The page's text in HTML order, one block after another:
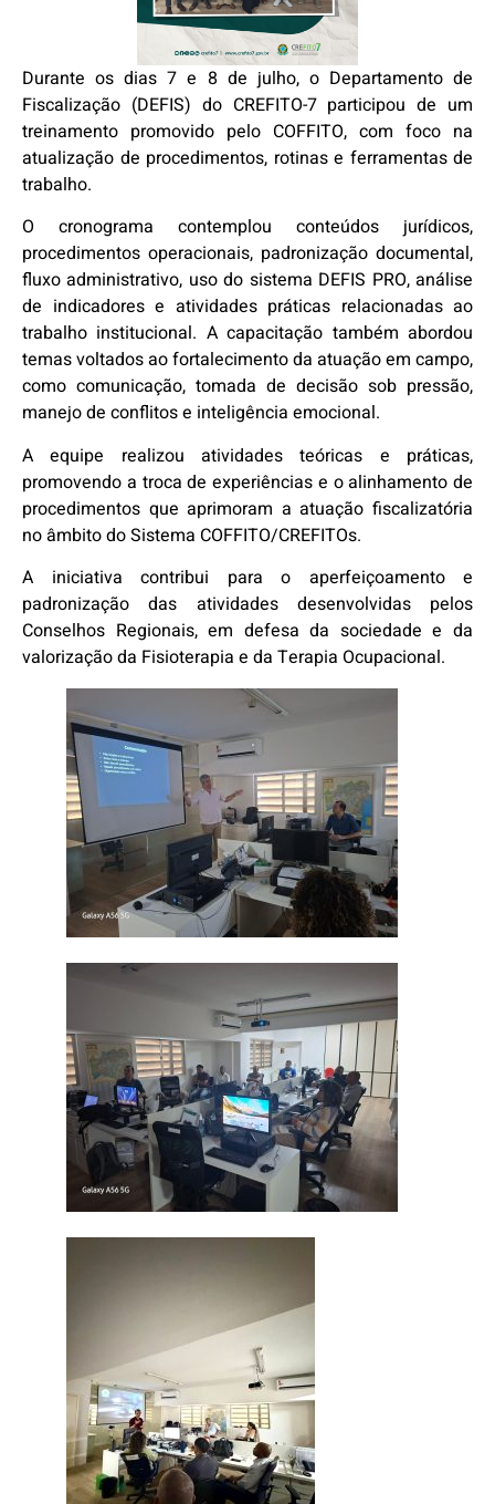
Durante os dias 7 e 8 de julho, o Departamento de
Fiscalização (DEFIS) do CREFITO-7 participou de um
treinamento promovido pelo COFFITO, com foco na
atualização de procedimentos, rotinas e ferramentas de
trabalho.
O cronograma contemplou conteúdos jurídicos,
procedimentos operacionais, padronização documental,
fluxo administrativo, uso do sistema DEFIS PRO, análise
de indicadores e atividades práticas relacionadas ao
trabalho institucional. A capacitação também abordou
temas voltados ao fortalecimento da atuação em campo,
como comunicação, tomada de decisão sob pressão,
manejo de conflitos e inteligência emocional.
A equipe realizou atividades teóricas e práticas,
promovendo a troca de experiências e o alinhamento de
procedimentos que aprimoram a atuação fiscalizatória
no âmbito do Sistema COFFITO/CREFITOs.
A iniciativa contribui para o aperfeiçoamento e
padronização das atividades desenvolvidas pelos
Conselhos Regionais, em defesa da sociedade e da
valorização da Fisioterapia e da Terapia Ocupacional.